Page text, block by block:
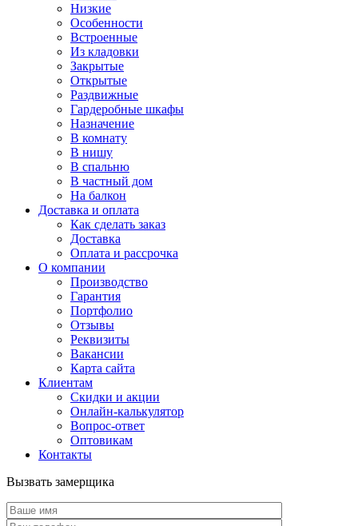
Низкие
Особенности
Встроенные
Из кладовки
Закрытые
Открытые
Раздвижные
Гардеробные шкафы
Назначение
В комнату
В нишу
В спальню
В частный дом
На балкон
Доставка и оплата
Как сделать заказ
Доставка
Оплата и рассрочка
О компании
Производство
Гарантия
Портфолио
Отзывы
Реквизиты
Вакансии
Карта сайта
Клиентам
Скидки и акции
Онлайн-калькулятор
Вопрос-ответ
Оптовикам
Контакты
Вызвать замерщика